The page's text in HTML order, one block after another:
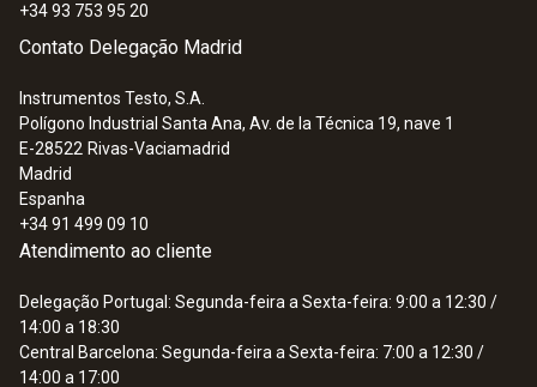
+34 93 753 95 20
Contato Delegação Madrid
Instrumentos Testo, S.A.
Polígono Industrial Santa Ana, Av. de la Técnica 19, nave 1
E-28522 Rivas-Vaciamadrid
Madrid
Espanha
+34 91 499 09 10
Atendimento ao cliente
Delegação Portugal: Segunda-feira a Sexta-feira: 9:00 a 12:30 /
14:00 a 18:30
Central Barcelona: Segunda-feira a Sexta-feira: 7:00 a 12:30 /
14:00 a 17:00